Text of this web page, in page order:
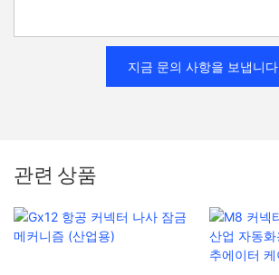
지금 문의 사항을 보냅니다
관련 상품